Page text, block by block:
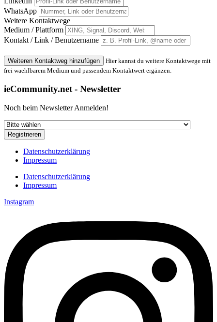
WhatsApp
Weitere Kontaktwege
Medium / Plattform
Kontakt / Link / Benutzername
Weiteren Kontaktweg hinzufügen
Hier kannst du weitere Kontaktwege mit
frei waehlbarem Medium und passendem Kontaktwert ergänzen.
ieCommunity.net - Newsletter
Noch beim Newsletter Anmelden!
Registrieren
Datenschutzerklärung
Impressum
Datenschutzerklärung
Impressum
Instagram